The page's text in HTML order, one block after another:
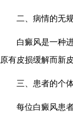
二、病情的无规
白癜风是一种进
原有皮损缓解而新
三、患者的个体
每位白癜风患者